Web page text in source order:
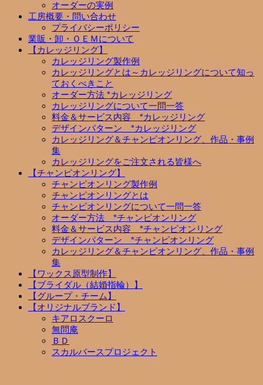
オーダーの実例
工房概要・問い合わせ
プライバシーポリシー
業販・卸・ＯＥＭについて
【カレッジリング】
カレッジリング製作例
カレッジリングとは～カレッジリングについて知っ
ておくべきこと
オーダー方法 *カレッジリング
カレッジリングについて一問一答
料金＆サービス内容 *カレッジリング
デザインパターン *カレッジリング
カレッジリング＆チャンピオンリング、作品・事例
集
カレッジリングをご注文される皆様へ
【チャンピオンリング】
チャンピオンリング製作例
チャンピオンリングとは
チャンピオンリングについて一問一答
オーダー方法 *チャンピオンリング
料金＆サービス内容 *チャンピオンリング
デザインパターン *チャンピオンリング
カレッジリング＆チャンピオンリング、作品・事例
集
【ワックス原型制作】
【ブライダル（結婚指輪）】
【グループ・チーム】
【オリジナルブランド】
キアロスクーロ
無問庵
ＢＤ
スカルバースプロジェクト